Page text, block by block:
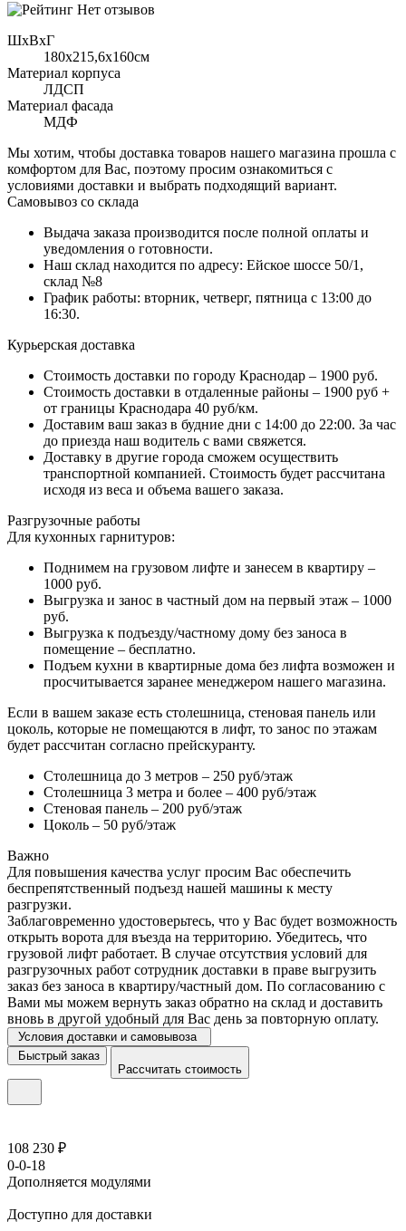
Нет отзывов
ШхВхГ
180x215,6х160см
Материал корпуса
ЛДСП
Материал фасада
МДФ
Мы хотим, чтобы доставка товаров нашего магазина прошла с
комфортом для Вас, поэтому просим ознакомиться с
условиями доставки и выбрать подходящий вариант.
Самовывоз со склада
Выдача заказа производится после полной оплаты и
уведомления о готовности.
Наш склад находится по адресу: Ейское шоссе 50/1,
склад №8
График работы: вторник, четверг, пятница с 13:00 до
16:30.
Курьерская доставка
Стоимость доставки по городу Краснодар – 1900 руб.
Стоимость доставки в отдаленные районы – 1900 руб +
от границы Краснодара 40 руб/км.
Доставим ваш заказ в будние дни с 14:00 до 22:00. За час
до приезда наш водитель с вами свяжется.
Доставку в другие города сможем осуществить
транспортной компанией. Стоимость будет рассчитана
исходя из веса и объема вашего заказа.
Разгрузочные работы
Для кухонных гарнитуров:
Поднимем на грузовом лифте и занесем в квартиру –
1000 руб.
Выгрузка и занос в частный дом на первый этаж – 1000
руб.
Выгрузка к подъезду/частному дому без заноса в
помещение – бесплатно.
Подъем кухни в квартирные дома без лифта возможен и
просчитывается заранее менеджером нашего магазина.
Если в вашем заказе есть столешница, стеновая панель или
цоколь, которые не помещаются в лифт, то занос по этажам
будет рассчитан согласно прейскуранту.
Столешница до 3 метров – 250 руб/этаж
Столешница 3 метра и более – 400 руб/этаж
Стеновая панель – 200 руб/этаж
Цоколь – 50 руб/этаж
Важно
Для повышения качества услуг просим Вас обеспечить
беспрепятственный подъезд нашей машины к месту
разгрузки.
Заблаговременно удостоверьтесь, что у Вас будет возможность
открыть ворота для въезда на территорию. Убедитесь, что
грузовой лифт работает. В случае отсутствия условий для
разгрузочных работ сотрудник доставки в праве выгрузить
заказ без заноса в квартиру/частный дом. По согласованию с
Вами мы можем вернуть заказ обратно на склад и доставить
вновь в другой удобный для Вас день за повторную оплату.
Условия доставки и самовывоза
Быстрый заказ
Рассчитать стоимость
108 230 ₽
0-0-18
Дополняется модулями
Доступно для доставки